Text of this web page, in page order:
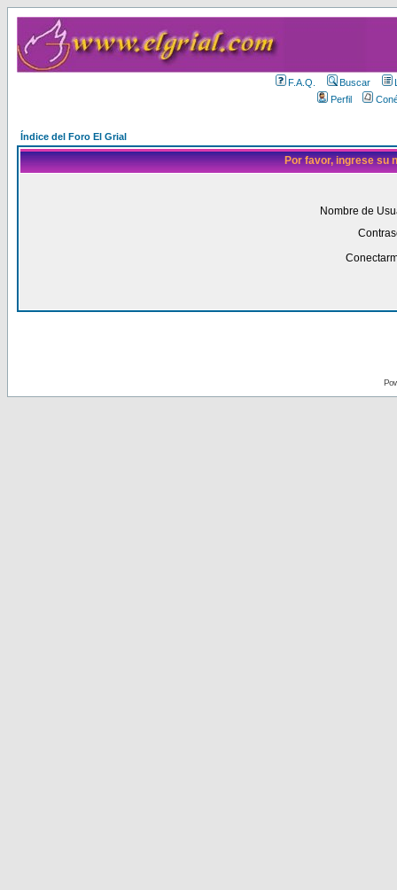
F.A.Q. Buscar
Perfil
Índice del Foro El Grial
Por favor, ingrese su
Nombre de